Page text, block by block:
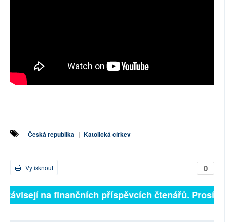
Česká republika | Katolická církev
0
Vytisknout
na finančních příspěvcích čtenářů.